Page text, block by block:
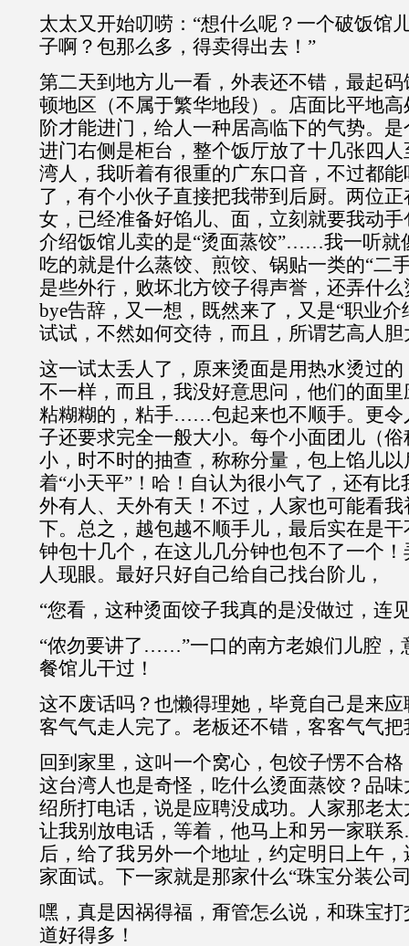
太太又开始叨唠：“想什么呢？一个破饭馆
子啊？包那么多，得卖得出去！”
第二天到地方儿一看，外表还不错，最起
顿地区（不属于繁华地段）。店面比平地
阶才能进门，给人一种居高临下的气势。
进门右侧是柜台，整个饭厅放了十几张四
湾人，我听着有很重的广东口音，不过都
了，有个小伙子直接把我带到后厨。两位
女，已经准备好馅儿、面，立刻就要我动
介绍饭馆儿卖的是“烫面蒸饺”……我一听就
吃的就是什么蒸饺、煎饺、锅贴一类的“二
是些外行，败坏北方饺子得声誉，还弄什
bye告辞，又一想，既然来了，又是“职业
试试，不然如何交待，而且，所谓艺高人
这一试太丢人了，原来烫面是用热水烫过
不一样，而且，我没好意思问，他们的面
粘糊糊的，粘手……包起来也不顺手。更令
子还要求完全一般大小。每个小面团儿（
小，时不时的抽查，称称分量，包上馅儿
着“小天平”！哈！自认为很小气了，还有
外有人、天外有天！不过，人家也可能看
下。总之，越包越不顺手儿，最后实在是
钟包十几个，在这儿几分钟也包不了一个
人现眼。最好只好自己给自己找台阶儿，
“您看，这种烫面饺子我真的是没做过，
“侬勿要讲了……”一口的南方老娘们儿腔，
餐馆儿干过！
这不废话吗？也懒得理她，毕竟自己是来
客气气走人完了。老板还不错，客客气气
回到家里，这叫一个窝心，包饺子愣不合
这台湾人也是奇怪，吃什么烫面蒸饺？品
绍所打电话，说是应聘没成功。人家那老
让我别放电话，等着，他马上和另一家
后，给了我另外一个地址，约定明日上午
家面试。下一家就是那家什么“珠宝分装公
嘿，真是因祸得福，甭管怎么说，和珠宝
道好得多！